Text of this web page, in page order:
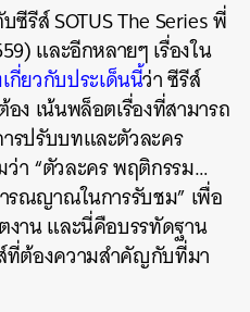
รีส์ SOTUS The Series พี่
และอีกหลายๆ เรื่องใน
กี่ยวกับประเด็นนี้ว่า ซีรีส์
ง เน้นพล็อตเรื่องที่สามารถ
รปรับบทและตัวละคร
า “ตัวละคร พฤติกรรม…
รณญาณในการรับชม” เพื่อ
งาน และนี่คือบรรทัดฐาน
ที่ต้องความสำคัญกับที่มา